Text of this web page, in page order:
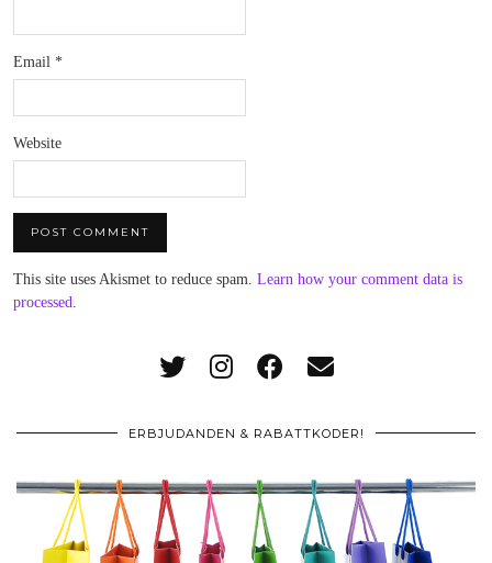
Email *
Website
This site uses Akismet to reduce spam. Learn how your comment data is
processed.
ERBJUDANDEN & RABATTKODER!